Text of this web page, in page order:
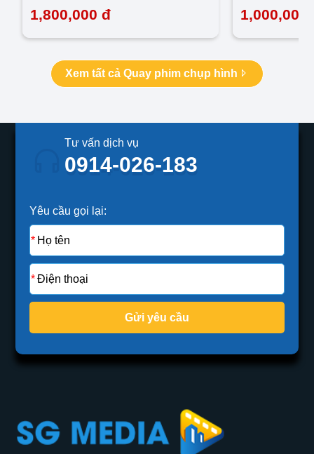
1,800,000 đ 1,000,000
Xem tất cả Quay phim chụp hình
Tư vấn dịch vụ
0914-026-183
Yêu cầu gọi lại:
Gửi yêu cầu